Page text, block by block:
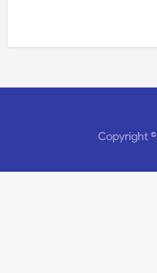
Copyright ©